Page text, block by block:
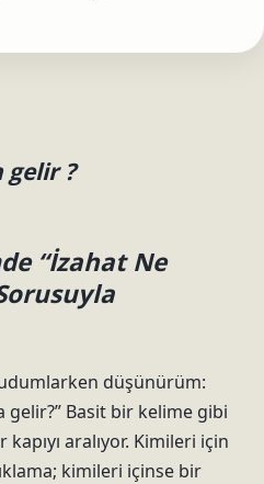
gelir ?
“İzahat Ne
düşünürüm:
gelir?” Basit bir kelime gibi
aralıyor. Kimileri için
kimileri içinse bir